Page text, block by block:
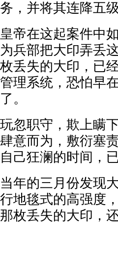
务，并将其连降五级
皇帝在这起案件中
为兵部把大印弄丢
枚丢失的大印，已
管理系统，恐怕早
了。
玩忽职守，欺上瞒
肆意而为，敷衍塞
自己狂澜的时间，
当年的三月份发现
行地毯式的高强度
那枚丢失的大印，